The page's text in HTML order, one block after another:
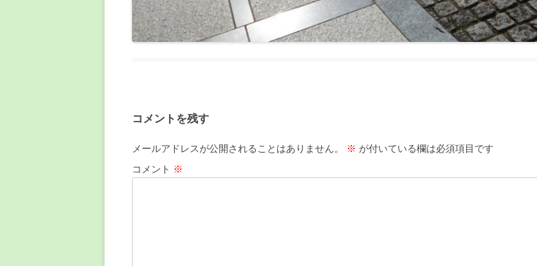
コメントを残す
メールアドレスが公開されることはありません。 ※ が付いている欄は必須項目です
コメント ※